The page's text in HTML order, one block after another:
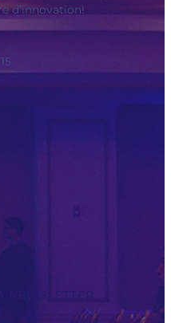
d’innovation!
NEWSLETTER